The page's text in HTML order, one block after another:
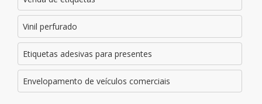
Vinil perfurado
Etiquetas adesivas para presentes
Envelopamento de veículos comerciais